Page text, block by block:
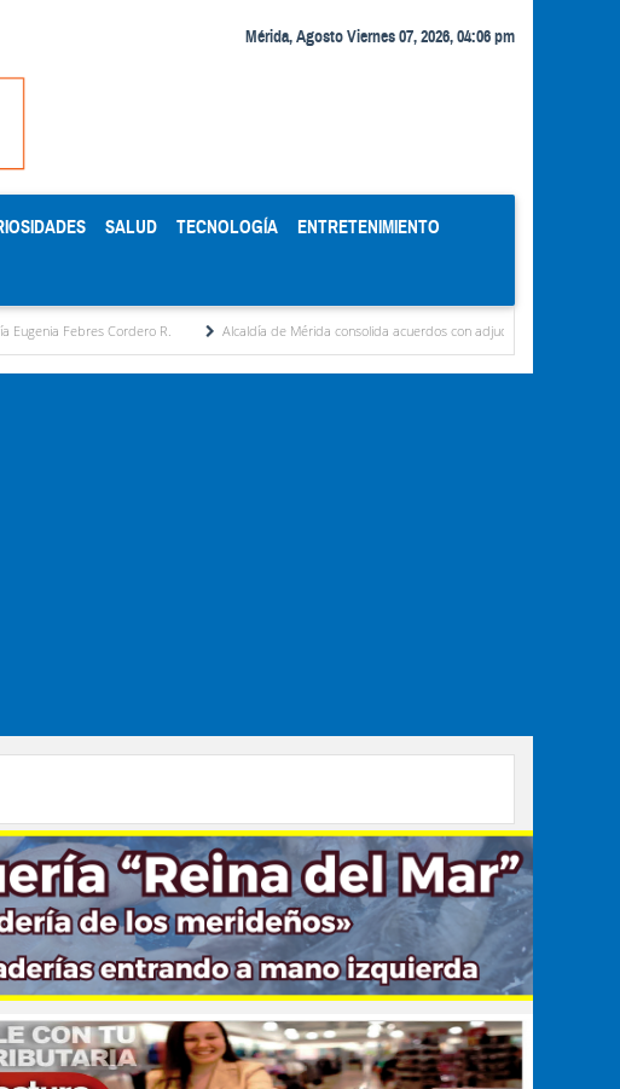
Mérida, Agosto Viernes 07, 2026, 04:06 pm
SALUD TECNOLOGÍA ENTRETENIMIENTO
Cordero R. Alcaldía de Mérida consolida acuerdos con adjudicatarios del Mercado Periférico